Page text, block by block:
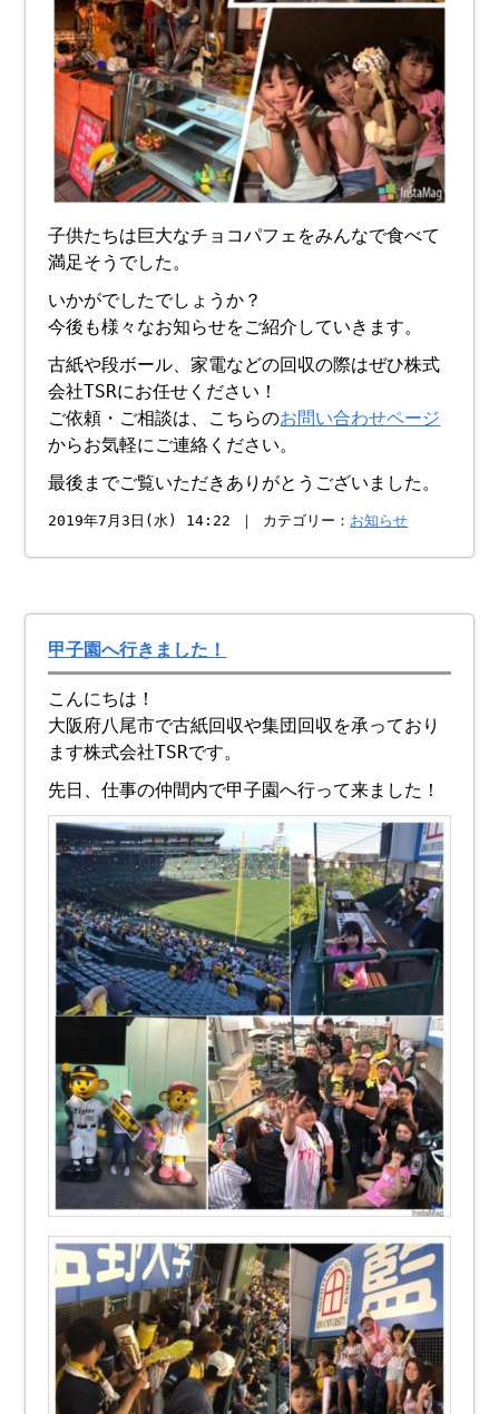
子供たちは巨大なチョコパフェをみんなで食べて
満足そうでした。
いかがでしたでしょうか？
今後も様々なお知らせをご紹介していきます。
古紙や段ボール、家電などの回収の際はぜひ株式
会社TSRにお任せください！
ご依頼・ご相談は、こちらのお問い合わせページ
からお気軽にご連絡ください。
最後までご覧いただきありがとうございました。
2019年7月3日(水) 14:22 ｜ カテゴリー： お知らせ
甲子園へ行きました！
こんにちは！
大阪府八尾市で古紙回収や集団回収を承っており
ます株式会社TSRです。
先日、仕事の仲間内で甲子園へ行って来ました！